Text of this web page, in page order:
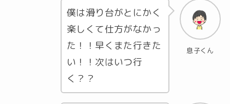
息子くん
僕は滑り台がとにかく
楽しくて仕方がなかっ
た！！早くまた行きた
い！！次はいつ行
く？？